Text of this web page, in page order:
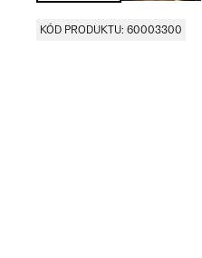
KÓD PRODUKTU: 60003300